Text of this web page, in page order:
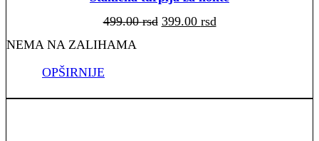
499.00rsd Originalna
cena
399.00 rsdTrenutna
cena
NEMA NA ZALIHAMA
OPŠIRNIJE